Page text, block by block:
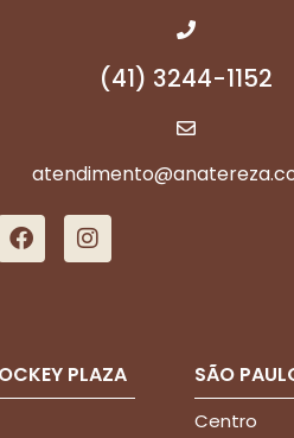
(41) 3244-1152
PLAZA SÃO
Centro